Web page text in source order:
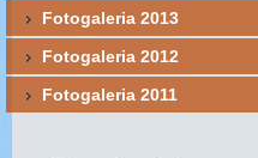
Fotogaleria 2013
Fotogaleria 2012
Fotogaleria 2011